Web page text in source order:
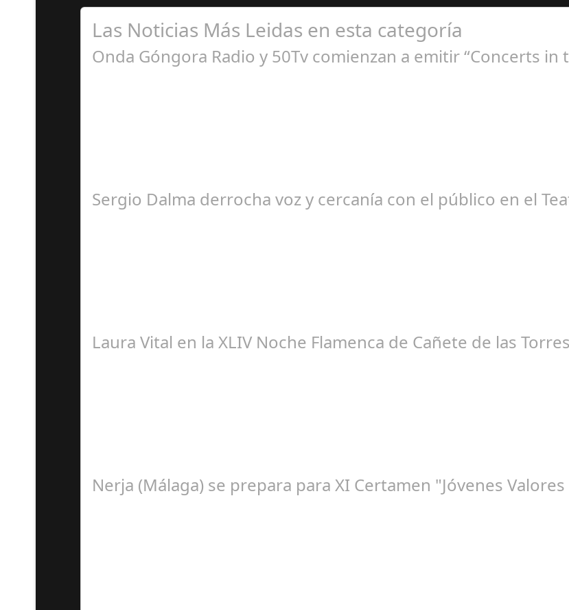
Las Noticias Más Leidas en esta categoría
Onda Góngora Radio y 50Tv comienzan a emitir “Concerts in
Sergio Dalma derrocha voz y cercanía con el público en el
Laura Vital en la XLIV Noche Flamenca de Cañete de las
Nerja (Málaga) se prepara para XI Certamen "Jóvenes